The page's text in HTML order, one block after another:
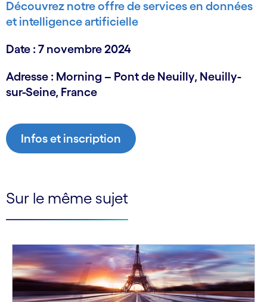
Découvrez notre offre de services en données
et intelligence artificielle
Date : 7 novembre 2024
Adresse : Morning – Pont de Neuilly, Neuilly-
sur-Seine, France
Infos et inscription
Sur le même sujet